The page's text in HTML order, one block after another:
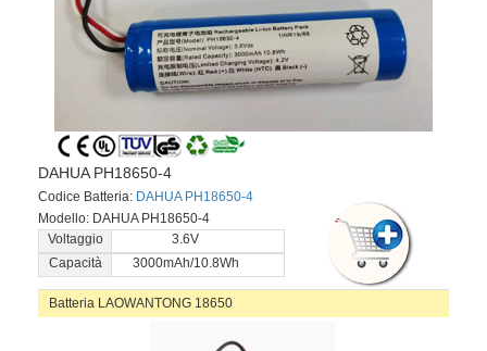
DAHUA PH18650-4
Codice Batteria: DAHUA PH18650-4
Modello: DAHUA PH18650-4
Voltaggio
3.6V
Capacità
3000mAh/10.8Wh
Batteria LAOWANTONG 18650